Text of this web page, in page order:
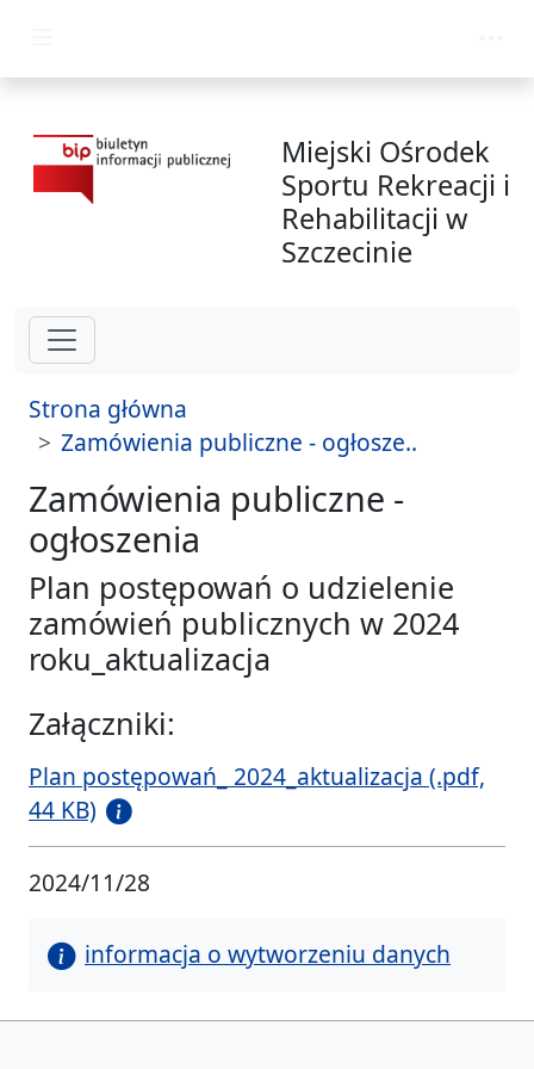
Miejski Ośrodek
Sportu Rekreacji i
Rehabilitacji w
Szczecinie
Strona główna
Zamówienia publiczne - ogłosze..
Zamówienia publiczne -
ogłoszenia
Plan postępowań o udzielenie
zamówień publicznych w 2024
roku_aktualizacja
Załączniki:
Plan postępowań_ 2024_aktualizacja (.pdf,
44 KB)
2024/11/28
informacja o wytworzeniu danych